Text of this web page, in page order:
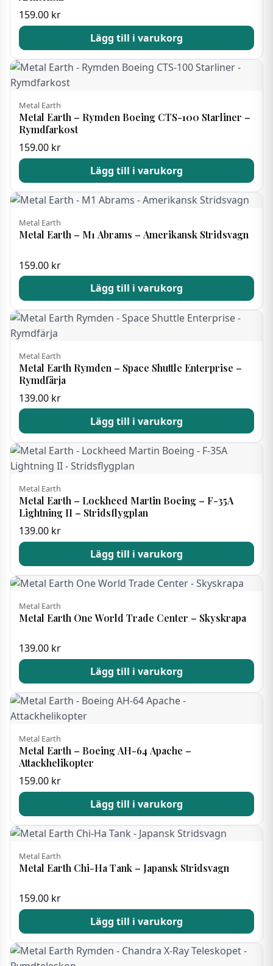
159.00 kr
Lägg till i varukorg
Metal Earth
Metal Earth – Rymden Boeing CTS-100 Starliner –
Rymdfarkost
159.00 kr
Lägg till i varukorg
Metal Earth
Metal Earth – M1 Abrams – Amerikansk Stridsvagn
159.00 kr
Lägg till i varukorg
Metal Earth
Metal Earth Rymden – Space Shuttle Enterprise –
Rymdfärja
139.00 kr
Lägg till i varukorg
Metal Earth
Metal Earth – Lockheed Martin Boeing – F-35A
Lightning II – Stridsflygplan
139.00 kr
Lägg till i varukorg
Metal Earth
Metal Earth One World Trade Center – Skyskrapa
139.00 kr
Lägg till i varukorg
Metal Earth
Metal Earth – Boeing AH-64 Apache –
Attackhelikopter
159.00 kr
Lägg till i varukorg
Metal Earth
Metal Earth Chi-Ha Tank – Japansk Stridsvagn
159.00 kr
Lägg till i varukorg